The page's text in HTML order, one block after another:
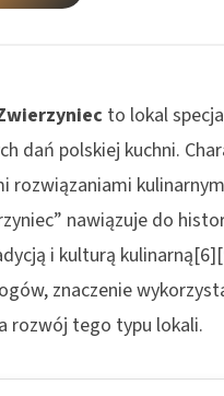
to lokal
dań polskiej kuchni.
rozwiązaniami
nawiązuje do
i kulturą
znaczenie
rozwój tego typu lokali.